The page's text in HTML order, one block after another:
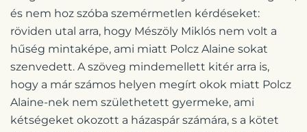
és nem hoz szóba szemérmetlen kérdéseket:
röviden utal arra, hogy Mészöly Miklós nem volt a
hűség mintaképe, ami miatt Polcz Alaine sokat
szenvedett. A szöveg mindemellett kitér arra is,
hogy a már számos helyen megírt okok miatt Polcz
Alaine-nek nem születhetett gyermeke, ami
kétségeket okozott a házaspár számára, s a kötet